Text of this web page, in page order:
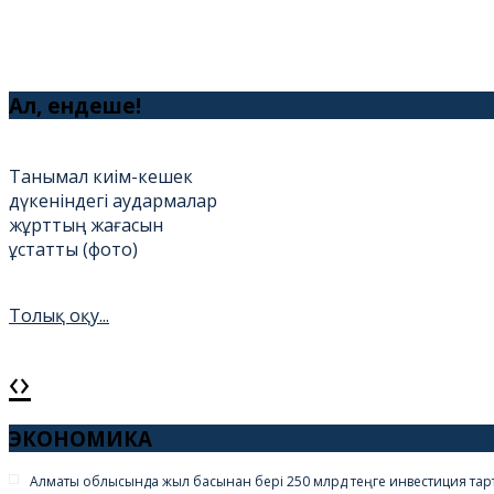
Ал, ендеше!
Танымал киім-кешек
дүкеніндегі аудармалар
жұрттың жағасын
ұстатты (фото)
Толық оқу...
Амантай қажы жас
бойжеткенді тоқалдыққа
алды (фото)
‹›
ЭКОНОМИКА
Алматы облысында жыл басынан бері 250 млрд теңге инвестиция